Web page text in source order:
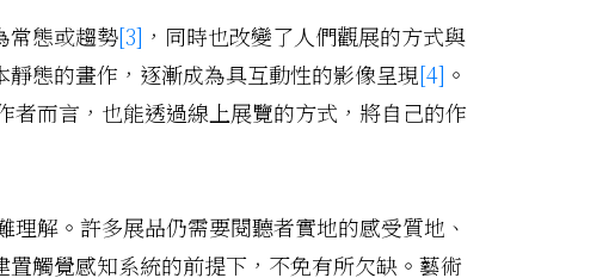
常態或趨勢[3] ，同時也改變了人們觀展的方式與
態的畫作，逐漸成為具互動性的影像呈現[4] 。
者而言，也能透過線上展覽的方式，將自己的作
理解。許多展品仍需要閱聽者實地的感受質地、
觸覺感知系統的前提下，不免有所欠缺。藝術